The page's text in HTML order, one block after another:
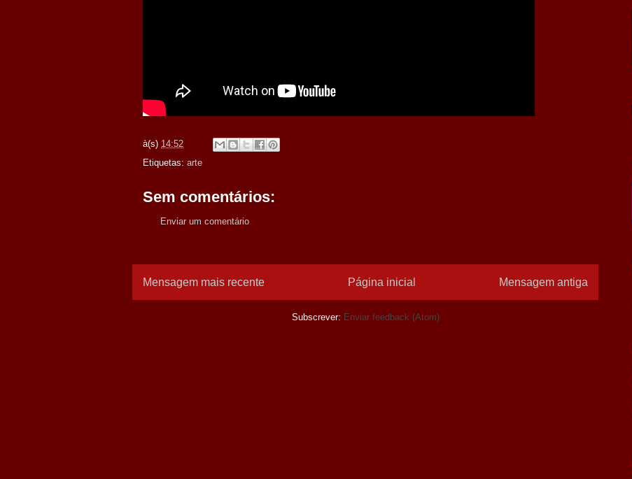
à(s) 14:52
Etiquetas: arte
Sem comentários:
Enviar um comentário
Mensagem mais recente Mensagem antiga
Página inicial
Subscrever: Enviar feedback (Atom)